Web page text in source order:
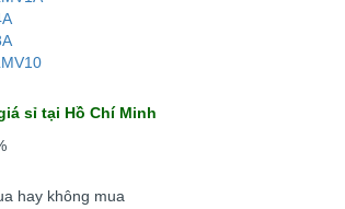
sỉ tại Hồ Chí Minh
hay không mua